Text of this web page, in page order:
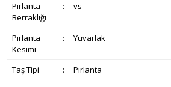
Pırlanta
Berraklığı
: vs
Pırlanta
Kesimi
: Yuvarlak
Taş Tipi :
Pırlanta